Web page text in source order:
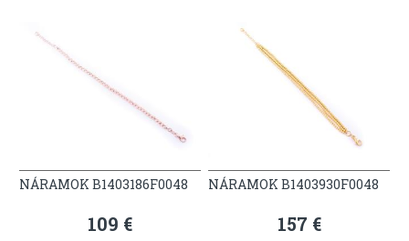
NÁRAMOK B1403186F0048
109 €
NÁRAMOK B1403930F0048
157 €